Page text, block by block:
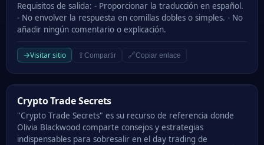
Requisitos de salida: - Proporcionar la traducción en español.
- No envolver la respuesta en comillas dobles o simples. - No
añadir ningún comentario o explicación.
→Visitar sitio ⇪ Compartir 🔗Copiar enlace
Crypto Trade Secrets
Crypto Trade Secrets
"Crypto Trade Secrets" es su recurso de referencia donde
Olivia Blackwood comparte consejos y estrategias
indispensables para sobresalir en el day trading de